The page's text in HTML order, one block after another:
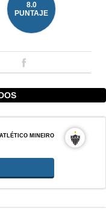
8.0
PUNTAJE
ATLÉTICO MINEIRO